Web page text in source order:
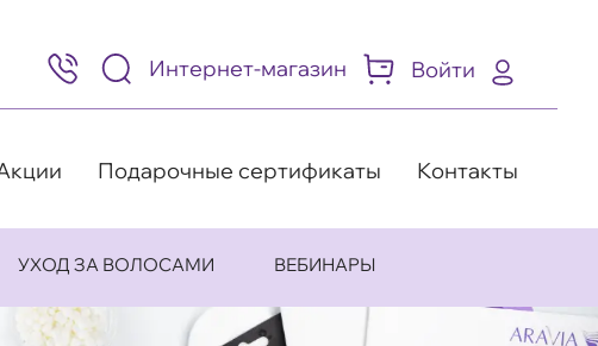
8
(495)
505-
98
Интернет-магазин Войти
Подарочные сертификаты Контакты
УХОД ЗА ВОЛОСАМИ ВЕБИНАРЫ